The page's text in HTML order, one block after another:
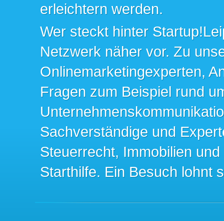
erleichtern werden.
Wer steckt hinter
Netzwerk näher vor. Zu
Onlinemarketingexperten,
Fragen zum Beispiel rund
Sachverständige und
Steuerrecht, Immobilien
Starthilfe. Ein Besuch lohnt